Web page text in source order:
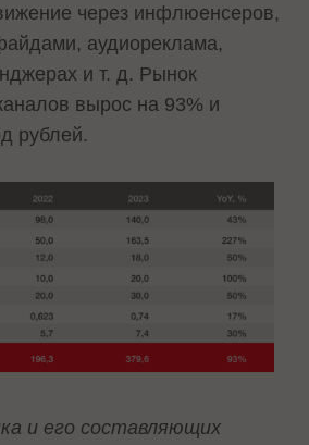
через инфлюенсеров,
аудиореклама,
и т. д. Рынок
вырос на 93% и
рублей.
и его составляющих